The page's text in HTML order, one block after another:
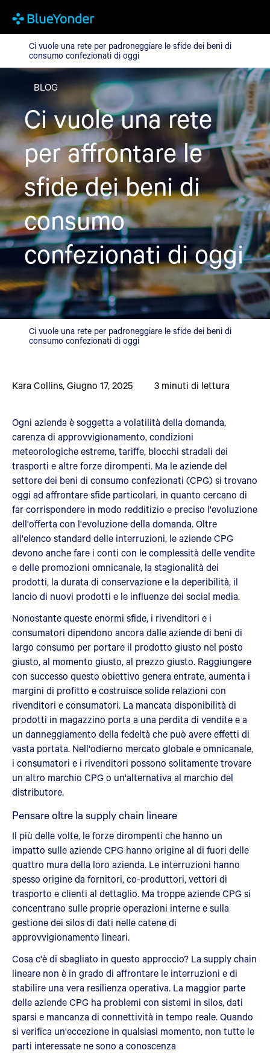
Ci vuole una rete per padroneggiare le sfide dei beni di
Ci vuole una rete per padroneggiare le sfide dei beni di
consumo confezionati di oggi
BLOG
Ci vuole una rete
per affrontare le
sfide dei beni di
consumo
confezionati di oggi
Ci vuole una rete per padroneggiare le sfide dei beni di
consumo confezionati di oggi
Kara Collins,Giugno 17, 2025 3 minuti di lettura
Ogni azienda è soggetta a volatilità della domanda,
carenza di approvvigionamento, condizioni
meteorologiche estreme, tariffe, blocchi stradali dei
trasporti e altre forze dirompenti. Ma le aziende del
settore dei beni di consumo confezionati (CPG) si trovano
oggi ad affrontare sfide particolari, in quanto cercano di
far corrispondere in modo redditizio e preciso l'evoluzione
dell'offerta con l'evoluzione della domanda. Oltre
all'elenco standard delle interruzioni, le aziende CPG
devono anche fare i conti con le complessità delle vendite
e delle promozioni omnicanale, la stagionalità dei
prodotti, la durata di conservazione e la deperibilità, il
lancio di nuovi prodotti e le influenze dei social media.
Nonostante queste enormi sfide, i rivenditori e i
consumatori dipendono ancora dalle aziende di beni di
largo consumo per portare il prodotto giusto nel posto
giusto, al momento giusto, al prezzo giusto. Raggiungere
con successo questo obiettivo genera entrate, aumenta i
margini di profitto e costruisce solide relazioni con
rivenditori e consumatori. La mancata disponibilità di
prodotti in magazzino porta a una perdita di vendite e a
un danneggiamento della fedeltà che può avere effetti di
vasta portata. Nell'odierno mercato globale e omnicanale,
i consumatori e i rivenditori possono solitamente trovare
un altro marchio CPG o un'alternativa al marchio del
distributore.
Pensare oltre la supply chain lineare
Il più delle volte, le forze dirompenti che hanno un
impatto sulle aziende CPG hanno origine al di fuori delle
quattro mura della loro azienda. Le interruzioni hanno
spesso origine da fornitori, co-produttori, vettori di
trasporto e clienti al dettaglio. Ma troppe aziende CPG si
concentrano sulle proprie operazioni interne e sulla
gestione dei silos di dati nelle catene di
approvvigionamento lineari.
Cosa c'è di sbagliato in questo approccio? La supply chain
lineare non è in grado di affrontare le interruzioni e di
stabilire una vera resilienza operativa. La maggior parte
delle aziende CPG ha problemi con sistemi in silos, dati
sparsi e mancanza di connettività in tempo reale. Quando
si verifica un'eccezione in qualsiasi momento, non tutte le
parti interessate ne sono a conoscenza